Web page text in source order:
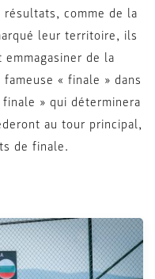
comme de la
leur territoire, ils
de la
« finale » dans
» qui déterminera
au tour principal,
de finale.